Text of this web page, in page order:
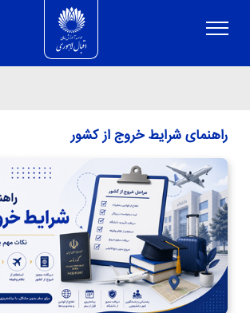
راهنمای شرایط خروج
راهنمای شرایط خروج از کشور